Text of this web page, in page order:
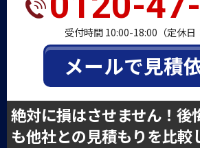
受付時間 10:00-18:00（定休日
メールで見積
絶対に損はさせません！後
も他社との見積もりを比較